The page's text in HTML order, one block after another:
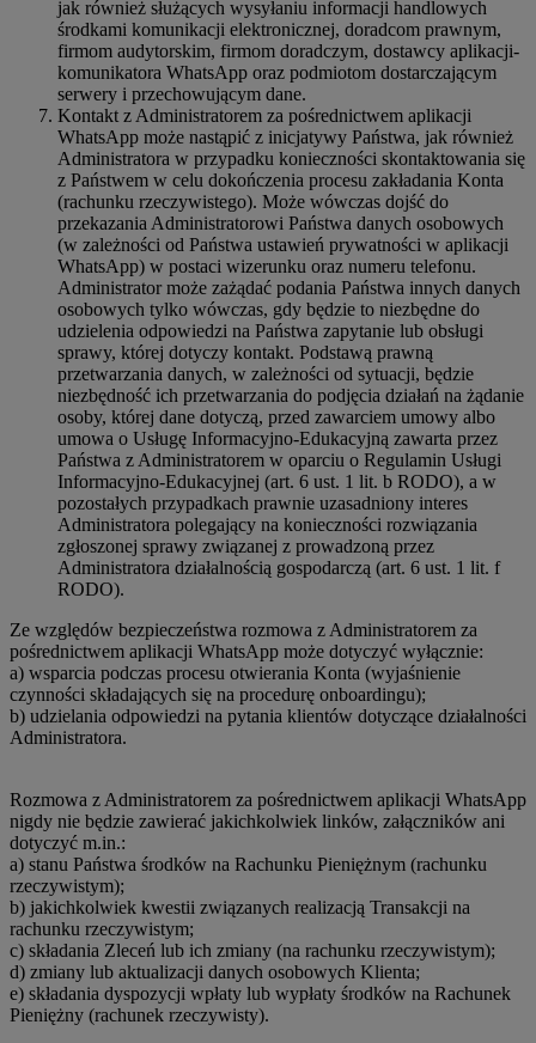
jak również służących wysyłaniu informacji handlowych
środkami komunikacji elektronicznej, doradcom prawnym,
firmom audytorskim, firmom doradczym, dostawcy aplikacji-
komunikatora WhatsApp oraz podmiotom dostarczającym
serwery i przechowującym dane.
Kontakt z Administratorem za pośrednictwem aplikacji
WhatsApp może nastąpić z inicjatywy Państwa, jak również
Administratora w przypadku konieczności skontaktowania się
z Państwem w celu dokończenia procesu zakładania Konta
(rachunku rzeczywistego). Może wówczas dojść do
przekazania Administratorowi Państwa danych osobowych
(w zależności od Państwa ustawień prywatności w aplikacji
WhatsApp) w postaci wizerunku oraz numeru telefonu.
Administrator może zażądać podania Państwa innych danych
osobowych tylko wówczas, gdy będzie to niezbędne do
udzielenia odpowiedzi na Państwa zapytanie lub obsługi
sprawy, której dotyczy kontakt. Podstawą prawną
przetwarzania danych, w zależności od sytuacji, będzie
niezbędność ich przetwarzania do podjęcia działań na żądanie
osoby, której dane dotyczą, przed zawarciem umowy albo
umowa o Usługę Informacyjno-Edukacyjną zawarta przez
Państwa z Administratorem w oparciu o Regulamin Usługi
Informacyjno-Edukacyjnej (art. 6 ust. 1 lit. b RODO), a w
pozostałych przypadkach prawnie uzasadniony interes
Administratora polegający na konieczności rozwiązania
zgłoszonej sprawy związanej z prowadzoną przez
Administratora działalnością gospodarczą (art. 6 ust. 1 lit. f
RODO).
Ze względów bezpieczeństwa rozmowa z Administratorem za
pośrednictwem aplikacji WhatsApp może dotyczyć wyłącznie:
a) wsparcia podczas procesu otwierania Konta (wyjaśnienie
czynności składających się na procedurę onboardingu);
b) udzielania odpowiedzi na pytania klientów dotyczące działalności
Administratora.
Rozmowa z Administratorem za pośrednictwem aplikacji WhatsApp
nigdy nie będzie zawierać jakichkolwiek linków, załączników ani
dotyczyć m.in.:
a) stanu Państwa środków na Rachunku Pieniężnym (rachunku
rzeczywistym);
b) jakichkolwiek kwestii związanych realizacją Transakcji na
rachunku rzeczywistym;
c) składania Zleceń lub ich zmiany (na rachunku rzeczywistym);
d) zmiany lub aktualizacji danych osobowych Klienta;
e) składania dyspozycji wpłaty lub wypłaty środków na Rachunek
Pieniężny (rachunek rzeczywisty).